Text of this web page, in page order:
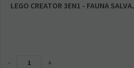
LEGO CREATOR 3EN1 - FAUNA
- +